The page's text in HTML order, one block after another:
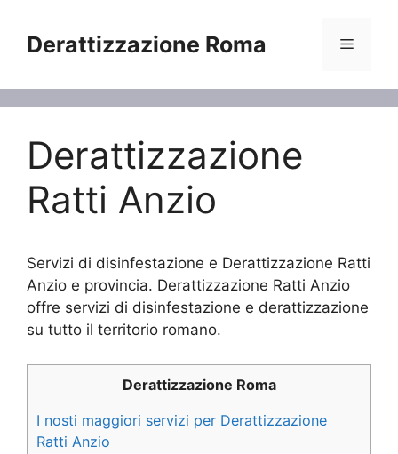
contenuto
Derattizzazione Roma Menu
Derattizzazione
Ratti Anzio
Servizi di disinfestazione e Derattizzazione Ratti
Anzio e provincia. Derattizzazione Ratti Anzio
offre servizi di disinfestazione e derattizzazione
su tutto il territorio romano.
Derattizzazione Roma
I nosti maggiori servizi per Derattizzazione
Ratti Anzio